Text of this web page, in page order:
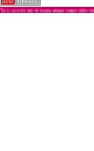
авто машинаа хамгийн хямд